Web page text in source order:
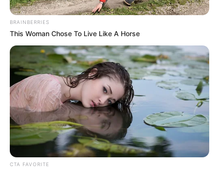
NOTICIAS
Yina Calderón enciende las redes con
video junto al ex de Aída Victoria
Merlano
DEFENSA
Defensa de la influencer
BRAINBERRIES
This Woman Chose To Live Like A Horse
CTA FAVORITE